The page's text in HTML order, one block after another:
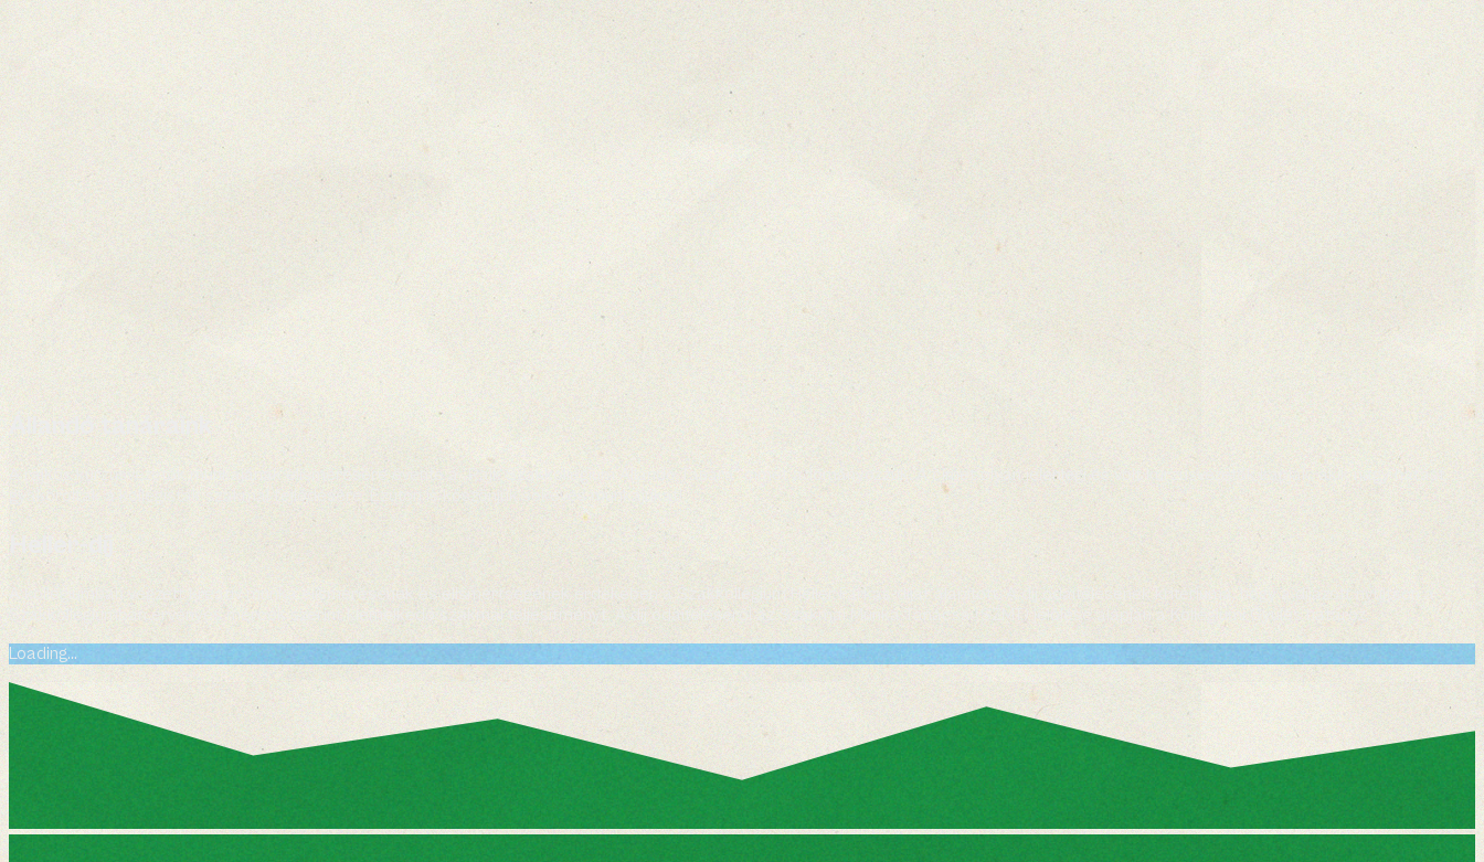
Állandó tanáraink
A rajkos kurzusvezetők munkájának elismerésére évente a „Rajk Szakkollégium Állandó Tanára" címet adományozzuk. A címet olyan jelenlegi és volt kurzusvezetők kapják, akik nagy hatást
gyakoroltak a kollégisták szakmai fejlődésére. Ezúton is köszönjük sokéves munkájukat!
Heller-díj
A kollégiumban végzett kreatív munka elismerésének és elismertségének érdekében a Szakkollégium Heller Farkas-díjat alapított. A díj odaítélésének kritériuma, hogy a díjazott nyújtson a
Szakkollégiumban érvényes mércék szerint kiemelkedő szakmai teljesítményt. A díj odaítéléséről az Szakmai Munka Tanácsa (SZMT) jelölése alapján a Kollégiumi Gyűlés határoz.
Loading...